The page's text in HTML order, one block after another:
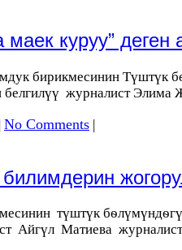
маек куруу”
бирикмесинин Түштүк
белгилүү журналист
| No Comments |
билимдерин
түштүк
Айгүл Матиева